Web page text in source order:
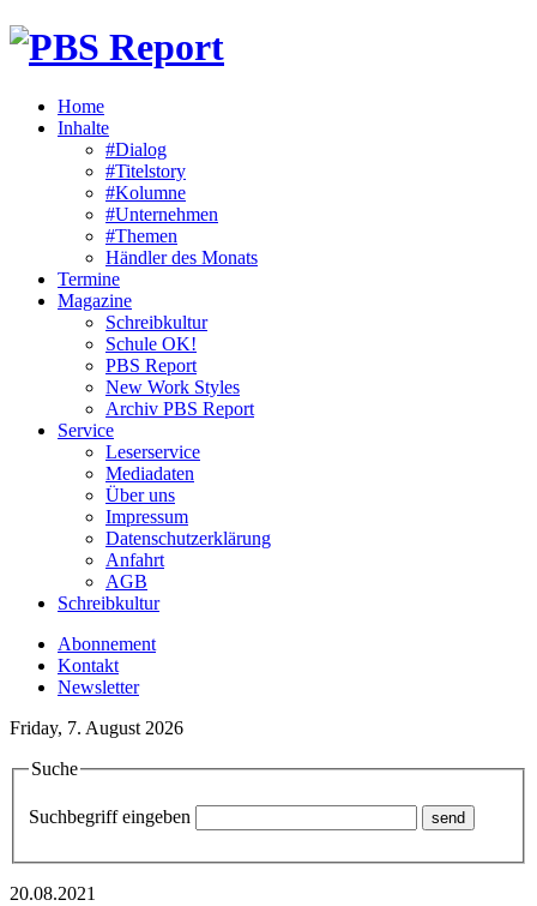
Home
Inhalte
#Dialog
#Titelstory
#Kolumne
#Unternehmen
#Themen
Händler des Monats
Termine
Magazine
Schreibkultur
Schule OK!
PBS Report
New Work Styles
Archiv PBS Report
Service
Leserservice
Mediadaten
Über uns
Impressum
Datenschutzerklärung
Anfahrt
AGB
Schreibkultur
Abonnement
Kontakt
Newsletter
Friday, 7. August 2026
Suche
Suchbegriff eingeben
20.08.2021